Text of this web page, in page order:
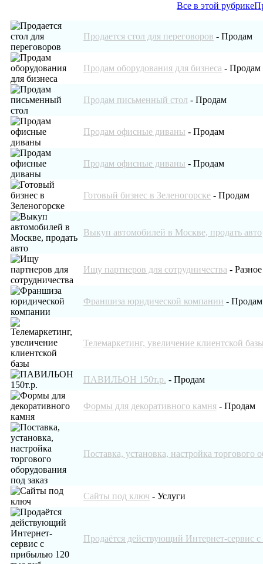
Все в этой рубрике
Продается стол для переговоров - Продам
Продам оборудования для бизнеса - Продам
Продам письменный стол - Продам
Продам офисные диваны - Продам
Продам офисные диваны - Продам
Готовый бизнес в Зеленогорске - Продам
Выкуп автомобилей в Москве, продать авто
Ищу партнеров для сотрудничества - Разное
Франшиза юридической компании - Продам
Телемаркетинг, увеличение клиентской
ПАВИЛЬОН 150т.р. - Продам
Формы для декоративного камня - Продам
Поставка, установка, настройка торгового
Сайты под ключ - Услуги
Продаётся действующий Интернет-сервис